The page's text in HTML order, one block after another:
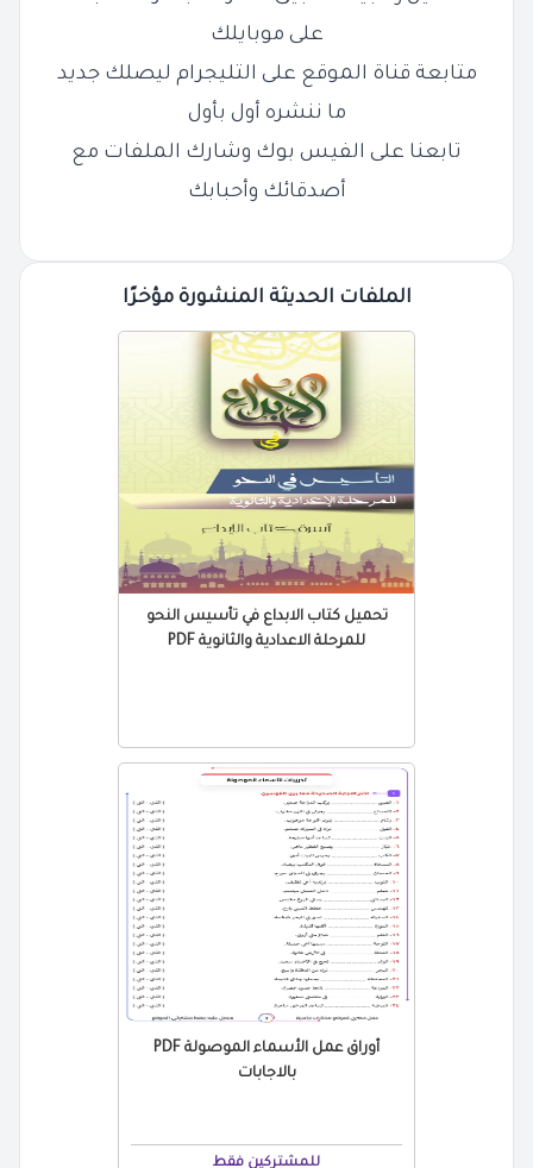
على موبايلك
متابعة قناة الموقع على التليجرام ليصلك جديد
ما ننشره أول بأول
تابعنا على الفيس بوك وشارك الملفات مع
أصدقائك وأحبابك
الملفات الحديثة المنشورة مؤخرًا
تحميل كتاب الابداع في تأسيس النحو
للمرحلة الاعدادية والثانوية PDF
أوراق عمل الأسماء الموصولة PDF
بالاجابات
للمشتركين فقط